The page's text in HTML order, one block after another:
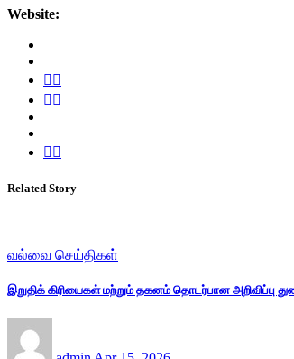
Website:
Related Story
வல்வை செய்திகள்
இறுதிக் கிரியைகள் மற்றும் தகனம் தொடர்பான அறிவிப்பு